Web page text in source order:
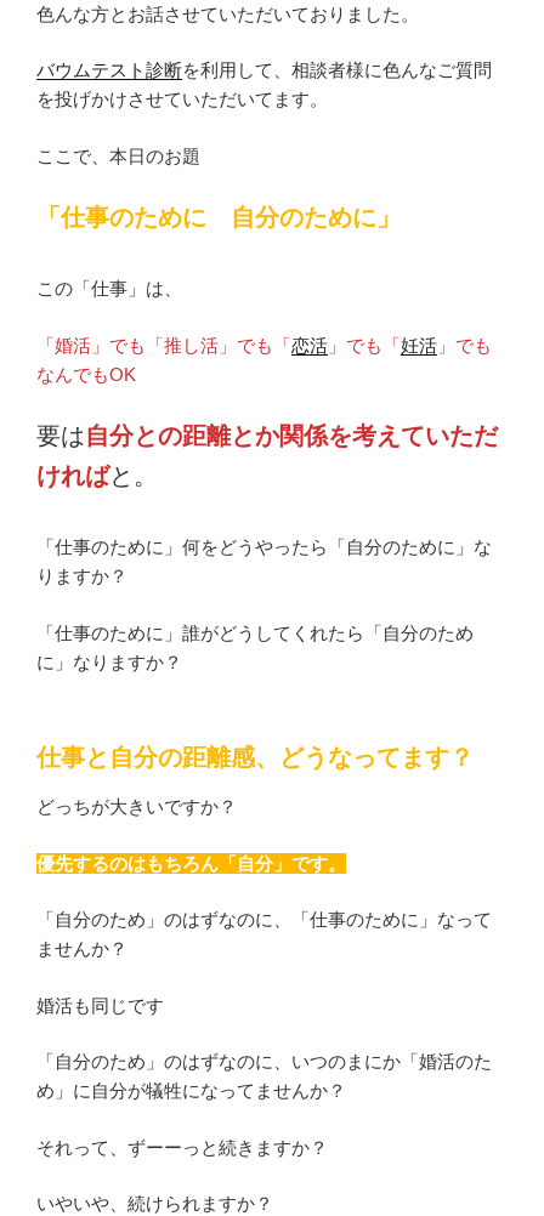
色んな方とお話させていただいておりました。
バウムテスト診断を利用して、相談者様に色んなご質問
を投げかけさせていただいてます。
ここで、本日のお題
「仕事のために 自分のために」
この「仕事」は、
「婚活」でも「推し活」でも「恋活 」でも「妊活 」でも
なんでもOK
要は自分との距離とか関係を考えていただ
ければと。
「仕事のために」何をどうやったら「自分のために」な
りますか？
「仕事のために」誰がどうしてくれたら「自分のため
に」なりますか？
仕事と自分の距離感、どうなってます？
どっちが大きいですか？
優先するのはもちろん「自分」です。
「自分のため」のはずなのに、「仕事のために」なって
ませんか？
婚活も同じです
「自分のため」のはずなのに、いつのまにか「婚活のた
め」に自分が犠牲になってませんか？
それって、ずーーっと続きますか？
いやいや、続けられますか？